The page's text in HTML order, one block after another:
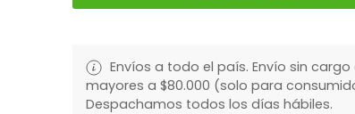
Envíos a todo el país. Envío sin
mayores a $80.000 (solo para
Despachamos todos los días hábiles.